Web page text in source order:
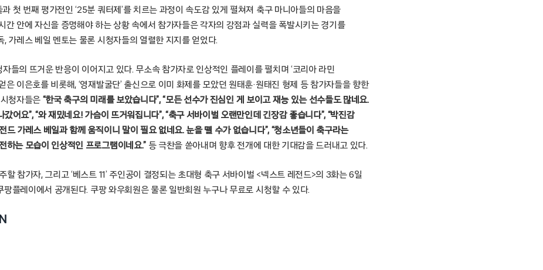
첫 번째 평가전인 ‘25분 쿼터제’를 치르는 과정이 속도감 있게 펼쳐져 축구 마니아들의 마음을
간 안에 자신을 증명해야 하는 상황 속에서 참가자들은 각자의 강점과 실력을 폭발시키는 경기를
, 가레스 베일 멘토는 물론 시청자들의 열렬한 지지를 얻었다.
자들의 뜨거운 반응이 이어지고 있다. 무소속 참가자로 인상적인 플레이를 펼치며 ‘코리아 라민
은 이은호를 비롯해, ‘영재발굴단’ 출신으로 이미 화제를 모았던 원태훈·원태진 형제 등 참가자들을 향한
청자들은 “한국 축구의 미래를 보았습니다”, “모든 선수가 진심인 게 보이고 재능 있는 선수들도 많네요.
어요”, “와 재밌네요! 가슴이 뜨거워집니다”, “축구 서바이벌 오랜만인데 긴장감 좋습니다”, “박진감
드 가레스 베일과 함께 움직이니 말이 필요 없네요. 눈을 뗄 수가 없습니다”, “청소년들이 축구라는
하는 모습이 인상적인 프로그램이네요.” 등 극찬을 쏟아내며 향후 전개에 대한 기대감을 드러내고 있다.
할 참가자, 그리고 ‘베스트 11’ 주인공이 결정되는 초대형 축구 서바이벌 <넥스트 레전드>의 3화는 6일
플레이에서 공개된다. 쿠팡 와우회원은 물론 일반회원 누구나 무료로 시청할 수 있다.